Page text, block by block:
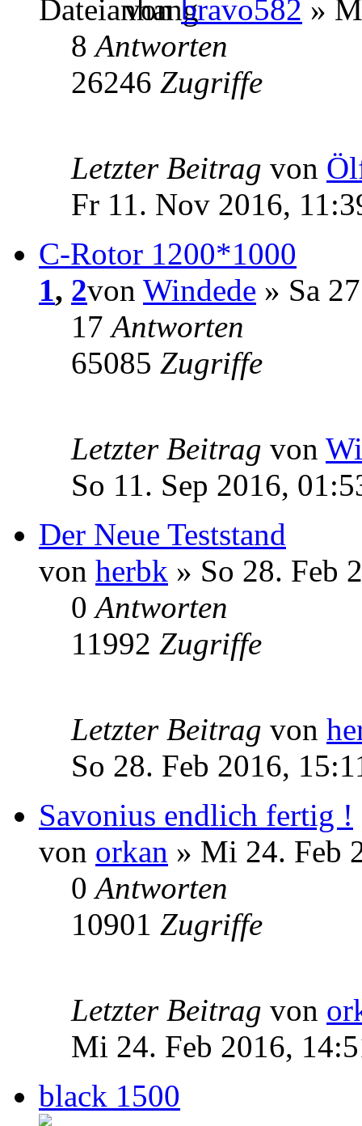
vonbravo582 »
8Antworten
26246 Zugriffe
Letzter Beitrag von
Fr 11. Nov 2016,
C-Rotor 1200*1000
1, 2von Windede » Sa
17Antworten
65085 Zugriffe
Letzter Beitrag von
So 11. Sep 2016,
Der Neue Teststand
von herbk » So 28. Feb
0Antworten
11992 Zugriffe
Letzter Beitrag von
So 28. Feb 2016,
Savonius endlich fertig !
von orkan » Mi 24. Feb
0Antworten
10901 Zugriffe
Letzter Beitrag von
Mi 24. Feb 2016,
black 1500